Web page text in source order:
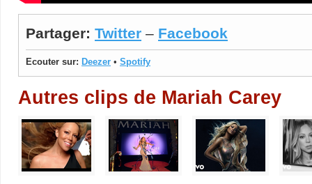
Partager: Twitter – Facebook
Ecouter sur: Deezer • Spotify
Autres clips de Mariah Carey